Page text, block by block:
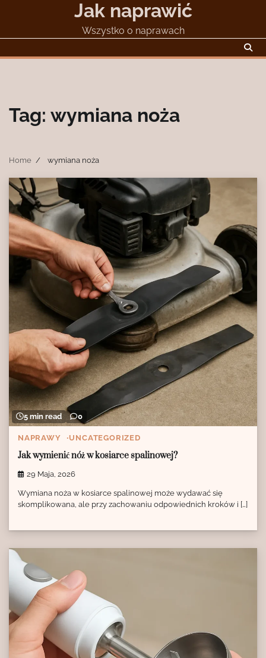
Jak naprawić
Wszystko o naprawach
Tag: wymiana noża
Home wymiana noża
5 min read 0
NAPRAWY UNCATEGORIZED
Jak wymienić nóż w kosiarce spalinowej?
29 Maja, 2026
Wymiana noża w kosiarce spalinowej może wydawać się
skomplikowana, ale przy zachowaniu odpowiednich kroków i […]